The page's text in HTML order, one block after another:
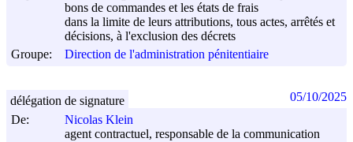
bons de commandes et les états de frais
dans la limite de leurs attributions, tous actes, arrêtés et
décisions, à l'exclusion des décrets
Groupe:
Direction de l'administration pénitentiaire
De:
Nicolas Klein
agent contractuel, responsable de la communication
délégation de signature 05/10/2025